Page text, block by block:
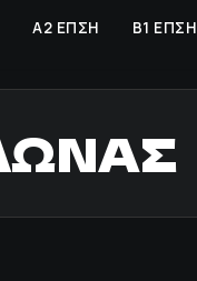
Α2 ΕΠΣΗ Β1 ΕΠΣΗ